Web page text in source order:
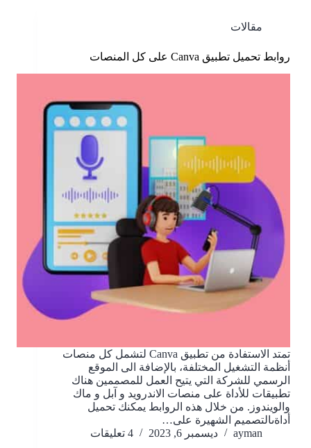
مقالات
روابط تحميل تطبيق Canva على كل المنصات
تمتد الاستفادة من تطبيق Canva لتشمل كل منصات
أنظمة التشغيل المختلفة، بالإضافة الى الموقع
الرسمي للشركة التي يتيح العمل للمصممين هناك
تطبيقات للأداة على منصات الاندرويد و آبل و ماك
والويندوز. من خلال هذه الروابط يمكنك تحميل
أداةىالتصميم الشهيرة على…
ayman
ديسمبر 6, 2023 4 تعليقات